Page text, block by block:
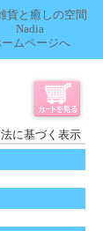
貨と癒しの空間
Nadia
ムページへ
に基づく表示